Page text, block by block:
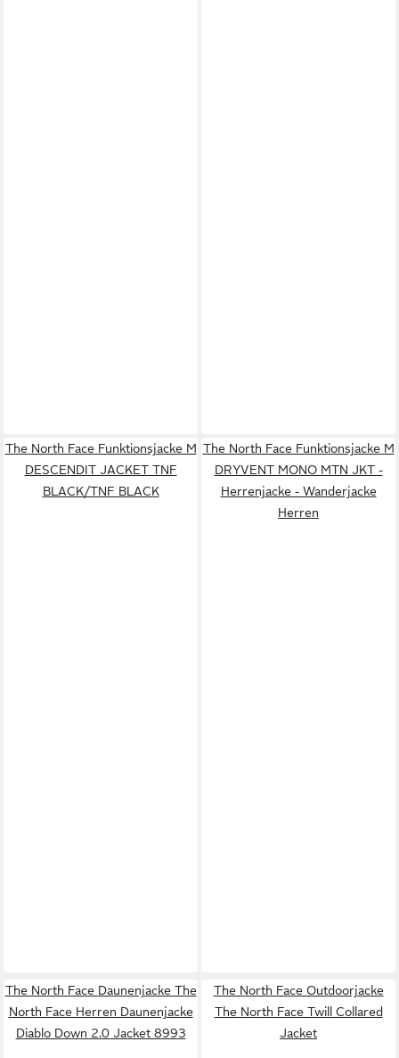
The North Face Funktionsjacke M
DESCENDIT JACKET TNF
BLACK/TNF BLACK
The North Face Funktionsjacke M
DRYVENT MONO MTN JKT -
Herrenjacke - Wanderjacke
Herren
The North Face Daunenjacke The
North Face Herren Daunenjacke
Diablo Down 2.0 Jacket 8993
The North Face Outdoorjacke
The North Face Twill Collared
Jacket